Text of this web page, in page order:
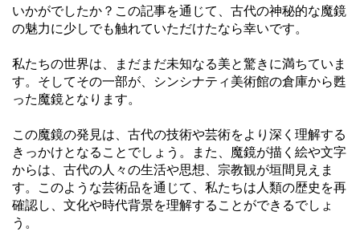
いかがでしたか？この記事を通じて、古代の神秘的な魔鏡
の魅力に少しでも触れていただけたなら幸いです。
私たちの世界は、まだまだ未知なる美と驚きに満ちていま
す。そしてその一部が、シンシナティ美術館の倉庫から甦
った魔鏡となります。
この魔鏡の発見は、古代の技術や芸術をより深く理解する
きっかけとなることでしょう。また、魔鏡が描く絵や文字
からは、古代の人々の生活や思想、宗教観が垣間見えま
す。このような芸術品を通じて、私たちは人類の歴史を再
確認し、文化や時代背景を理解することができるでしょ
う。